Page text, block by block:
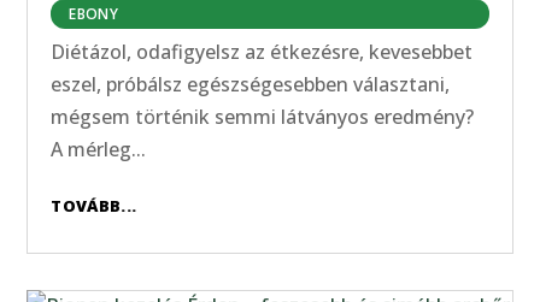
EBONY
Diétázol, odafigyelsz az étkezésre, kevesebbet
eszel, próbálsz egészségesebben választani,
mégsem történik semmi látványos eredmény?
A mérleg...
TOVÁBB...